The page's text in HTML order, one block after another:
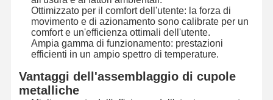
Visita Alla
Controllo
Della Qualità
Contattaci Notizie
Ottimizzato per il comfort dell'utente: la forza di
movimento e di azionamento sono calibrate per un
comfort e un'efficienza ottimali dell'utente.
Ampia gamma di funzionamento: prestazioni
efficienti in un ampio spettro di temperature.
Vantaggi dell'assemblaggio di cupole
metalliche